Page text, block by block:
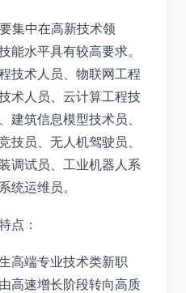
集中在高新技术领
能水平具有较高要求。
技术人员、物联网工程
术人员、云计算工程技
建筑信息模型技术员、
技员、无人机驾驶员、
调试员、工业机器人系
统运维员。
点：
高端专业技术类新职
高速增长阶段转向高质